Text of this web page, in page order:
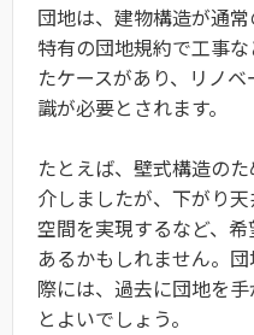
団地は、建物構造が通常
特有の団地規約で工事
たケースがあり、リノ
識が必要とされます。
たとえば、壁式構造の
介しましたが、下がり
空間を実現するなど、
あるかもしれません。
際には、過去に団地を
とよいでしょう。